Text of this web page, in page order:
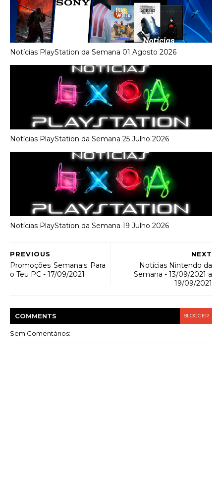
Notícias PlayStation da Semana 01 Agosto 2026
Notícias PlayStation da Semana 25 Julho 2026
Notícias PlayStation da Semana 19 Julho 2026
NEXT
Notícias Nintendo da
Semana - 13/09/2021 a
19/09/2021
PREVIOUS
Promoções Semanais Para
o Teu PC - 17/09/2021
COMMENTS BLOGGER
Sem Comentários: